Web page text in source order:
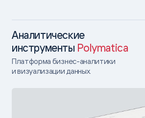
Аналитические
инструменты Polymatica
Платформа бизнес-аналитики
и визуализации данных.